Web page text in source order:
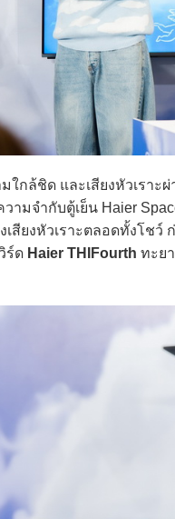
ชิด และเสียงหัวเราะผ่
วามจำกับตู้เย็น Haier
สียงหัวเราะตลอดทั้งโช
ร์ด Haier THIFourth ทะย